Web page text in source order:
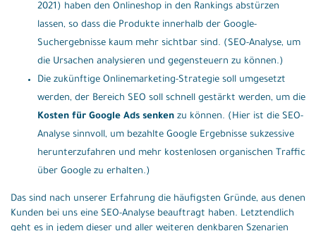
2021) haben den Onlineshop in den Rankings abstürzen
lassen, so dass die Produkte innerhalb der Google-
Suchergebnisse kaum mehr sichtbar sind. (SEO-Analyse, um
die Ursachen analysieren und gegensteuern zu können.)
Die zukünftige Onlinemarketing-Strategie soll umgesetzt
werden, der Bereich SEO soll schnell gestärkt werden, um die
Kosten für Google Ads senkenzu können. (Hier ist die SEO-
Analyse sinnvoll, um bezahlte Google Ergebnisse sukzessive
herunterzufahren und mehr kostenlosen organischen Traffic
über Google zu erhalten.)
Das sind nach unserer Erfahrung die häufigsten Gründe, aus denen
Kunden bei uns eine SEO-Analyse beauftragt haben. Letztendlich
geht es in jedem dieser und aller weiteren denkbaren Szenarien